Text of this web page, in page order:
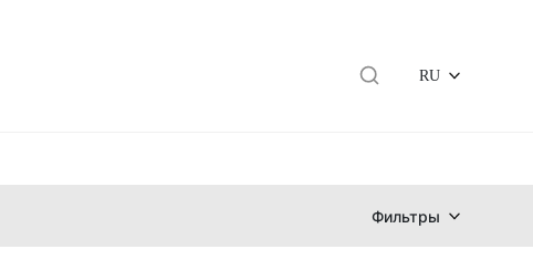
RU
Фильтры